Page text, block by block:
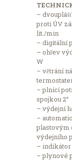
–
proti ÚV
lit./min
– digitální
– ohřev
W
– větrání
– plnící
spojkou 2“
– výdejní
–
plastovým
výdejního
– indikátor
– plynové